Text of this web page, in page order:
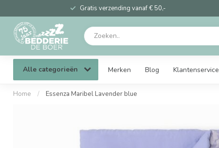
Gratis verzending vanaf € 50,-
Alle categorieën Merken Blog Klantenservice
Home / Essenza Maribel Lavender blue